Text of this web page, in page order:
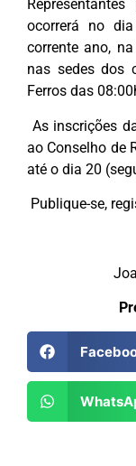
ocorrerá no
corrente ano,
nas sedes dos
Ferros das
As inscrições
ao Conselho de
até o dia 20
Publique-se,